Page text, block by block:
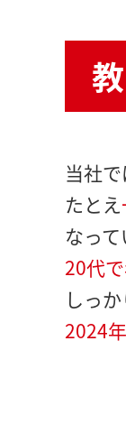
当社
たとえ
なって
20代
しっ
2024